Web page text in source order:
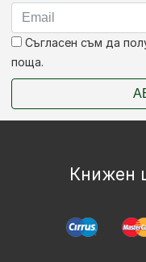
Съгласен съм да
поща.
Книжен